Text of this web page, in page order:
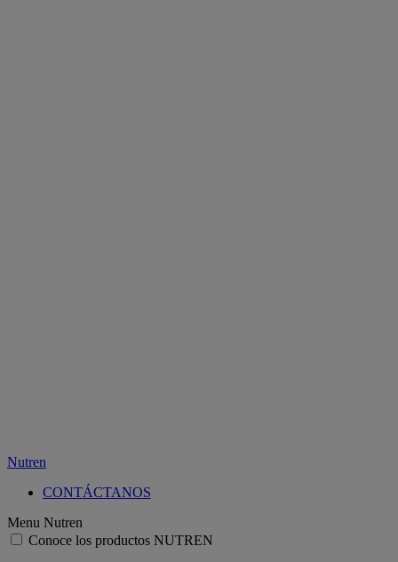
Nutren
CONTÁCTANOS
Menu Nutren
Conoce los productos NUTREN